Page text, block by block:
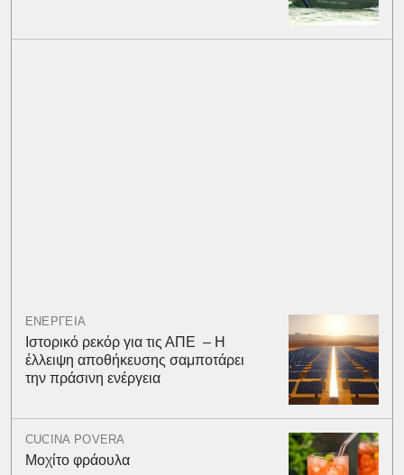
ΕΝΕΡΓΕΙΑ
Ιστορικό ρεκόρ για τις ΑΠΕ – Η
έλλειψη αποθήκευσης σαμποτάρει
την πράσινη ενέργεια
CUCINA POVERA
Μοχίτο φράουλα